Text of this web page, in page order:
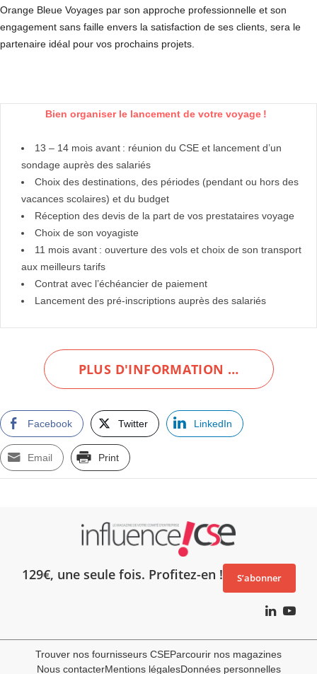
Orange Bleue Voyages par son approche professionnelle et son
engagement sans faille envers la satisfaction de ses clients, sera le
partenaire idéal pour vos prochains projets.
Bien organiser le lancement de votre voyage !
13 – 14 mois avant : réunion du CSE et lancement d’un
sondage auprès des salariés
Choix des destinations, des périodes (pendant ou hors des
vacances scolaires) et du budget
Réception des devis de la part de vos prestataires voyage
Choix de son voyagiste
11 mois avant : ouverture des vols et choix de son transport
aux meilleurs tarifs
Contrat avec l’échéancier de paiement
Lancement des pré-inscriptions auprès des salariés
PLUS D'INFORMATION …
Facebook Twitter LinkedIn
Email Print
129€, une seule fois. Profitez-en ! S’abonner
Trouver nos fournisseurs CSEParcourir nos magazines
Nous contacterMentions légalesDonnées personnelles